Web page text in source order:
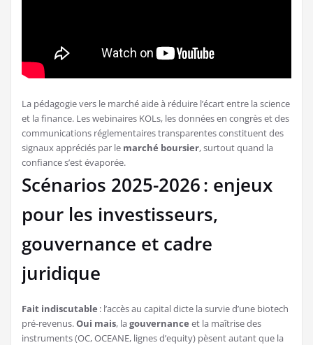
La pédagogie vers le marché aide à réduire l’écart entre la science
et la finance. Les webinaires KOLs, les données en congrès et des
communications réglementaires transparentes constituent des
signaux appréciés par le marché boursier, surtout quand la
confiance s’est évaporée.
Scénarios 2025-2026 : enjeux
pour les investisseurs,
gouvernance et cadre
juridique
Fait indiscutable : l’accès au capital dicte la survie d’une biotech
pré-revenus.Oui mais, lagouvernance et la maîtrise des
instruments (OC, OCEANE, lignes d’equity) pèsent autant que la